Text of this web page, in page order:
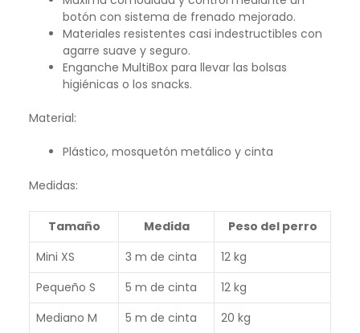
botón con sistema de frenado mejorado.
Materiales resistentes casi indestructibles con
agarre suave y seguro.
Enganche MultiBox para llevar las bolsas
higiénicas o los snacks.
Material:
Plástico, mosquetón metálico y cinta
Medidas:
Tamaño Medida
Peso del perro
Mini XS
3 m de cinta
12 kg
Pequeño S
5 m de cinta
12 kg
Mediano M
5 m de cinta 20 kg